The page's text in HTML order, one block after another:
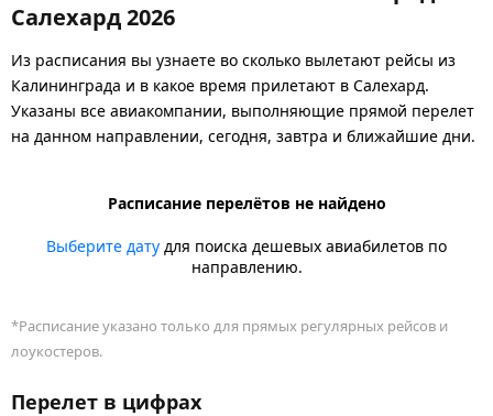
Салехард 2026
Из расписания вы узнаете во сколько вылетают рейсы из
Калининграда и в какое время прилетают в Салехард.
Указаны все авиакомпании, выполняющие прямой перелет
на данном направлении, сегодня, завтра и ближайшие дни.
Расписание перелётов не найдено
Выберите дату для поиска дешевых авиабилетов по
направлению.
*Расписание указано только для прямых регулярных рейсов и
лоукостеров.
Перелет в цифрах